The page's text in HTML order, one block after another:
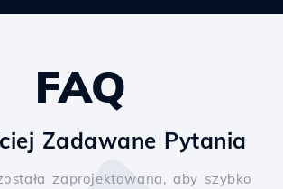
FAQ
Zadawane Pytania
zaprojektowana, aby szybko